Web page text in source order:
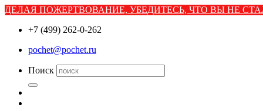
ДЕЛАЯ ПОЖЕРТВОВАНИЕ, УБЕДИТЕСЬ, ЧТО ВЫ НЕ
+7 (499) 262-0-262
pochet@pochet.ru
Поиск